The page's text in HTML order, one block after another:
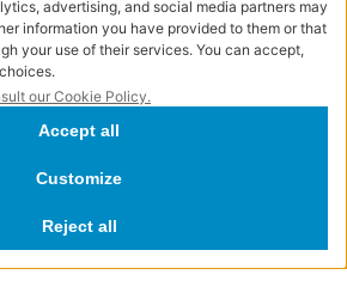
ACQUISTI
6 – 20154 Milano – Cod. Fisc. e P.IVA IT04572300962 -